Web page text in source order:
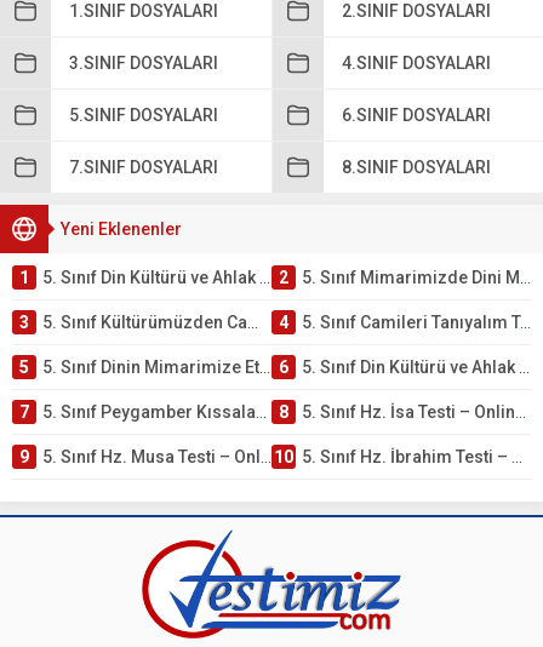
1.SINIF DOSYALARI 2.SINIF DOSYALARI
3.SINIF DOSYALARI 4.SINIF DOSYALARI
5.SINIF DOSYALARI 6.SINIF DOSYALARI
7.SINIF DOSYALARI 8.SINIF DOSYALARI
Yeni Eklenenler
1 5. Sınıf Din Kültürü ve Ahlak Bilgisi 4. Ünite: Mimarimizde Dini Motifler Çalışmaları 2 5. Sınıf Mimarimizde Dini Motifler Ünite Testi – Online Çöz
3 5. Sınıf Kültürümüzden Cami Örnekleri Testi – Online Çöz 4 5. Sınıf Camileri Tanıyalım Testi – Online Çöz
5 5. Sınıf Dinin Mimarimize Etkisi Testi – Online Çöz 6 5. Sınıf Din Kültürü ve Ahlak Bilgisi 4. Ünite: Peygamber Kıssaları Çalışmaları
7 5. Sınıf Peygamber Kıssaları Ünite Testi – Online Çöz 8 5. Sınıf Hz. İsa Testi – Online Çöz
9 5. Sınıf Hz. Musa Testi – Online Çöz 10 5. Sınıf Hz. İbrahim Testi – Online Çöz